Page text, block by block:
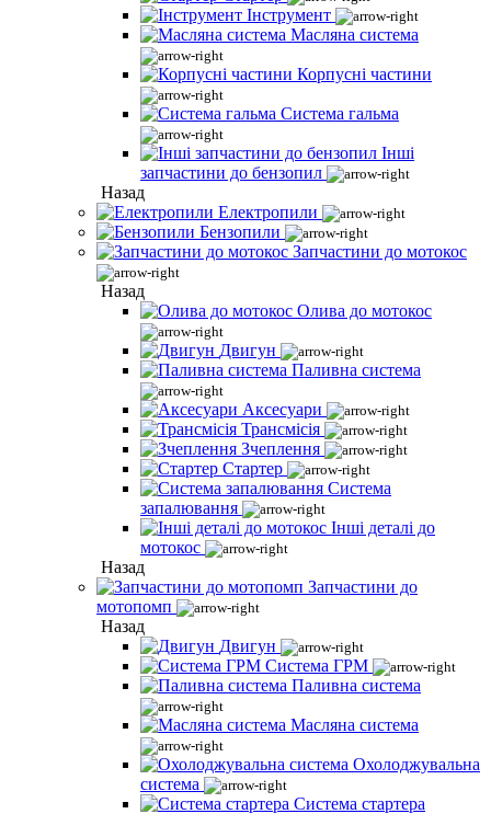
Інструмент
Масляна система
Корпусні частини
Система гальма
Інші
запчастини до бензопил
Назад
Електропили
Бензопили
Запчастини до мотокос
Назад
Олива до мотокос
Двигун
Паливна система
Аксесуари
Трансмісія
Зчеплення
Стартер
Система
запалювання
Інші деталі до
мотокос
Назад
Запчастини до
мотопомп
Назад
Двигун
Система ГРМ
Паливна система
Масляна система
Охолоджувальна
система
Система стартера